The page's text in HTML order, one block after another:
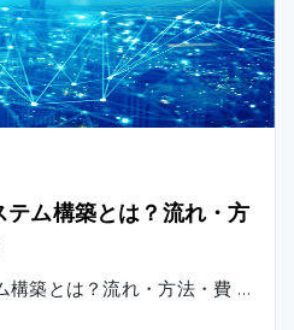
テム構築とは？流れ・方
構築とは？流れ・方法・費 …